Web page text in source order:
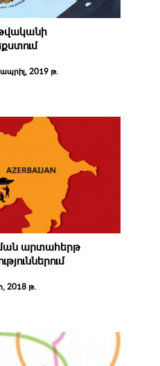
ապրիլ, 2019 թ.
արտահերթ
2018 թ.